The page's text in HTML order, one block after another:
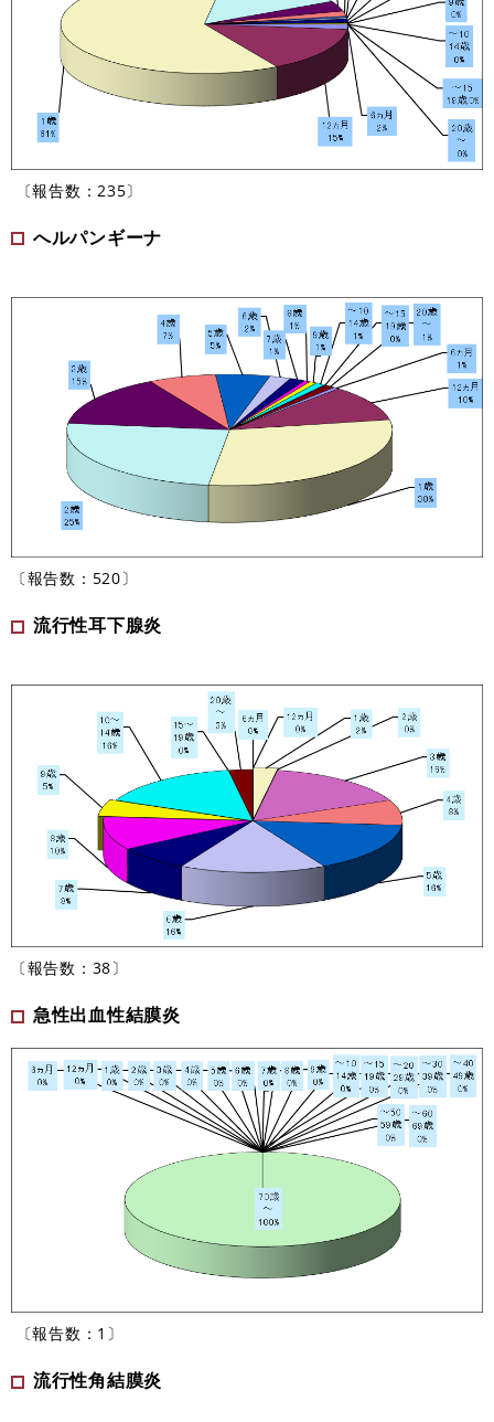
〔報告数：235〕
へルパンギーナ
〔報告数：520〕
流行性耳下腺炎
〔報告数：38〕
急性出血性結膜炎
〔報告数：1〕
流行性角結膜炎